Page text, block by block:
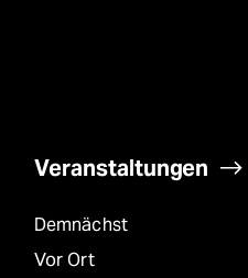
Veranstaltungen
Demnächst
Vor Ort